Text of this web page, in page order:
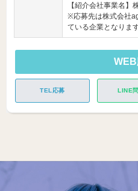
【紹介会社事業名】
※応募先は株式会社
ている企業となります
TEL応募 LINE